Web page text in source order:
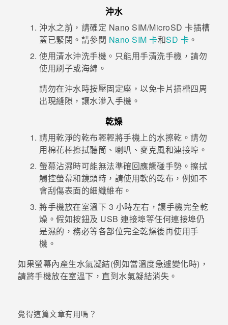
沖水
沖水之前，請確定 Nano SIM/MicroSD 卡插槽
蓋已緊閉。 請參閱 Nano SIM 卡和SD 卡 。
使用清水沖洗手機。只能用手清洗手機，請勿
使用刷子或海綿。
請勿在沖水時按壓固定座，以免卡片插槽四周
出現縫隙，讓水滲入手機。
乾燥
請用乾淨的乾布輕輕將手機上的水擦乾。請勿
用棉花棒擦拭聽筒、喇叭、麥克風和連接埠。
螢幕沾濕時可能無法準確回應觸碰手勢。擦拭
觸控螢幕和鏡頭時，請使用軟的乾布，例如不
會刮傷表面的細纖維布。
將手機放在室溫下 3 小時左右，讓手機完全乾
燥。假如按鈕及 USB 連接埠等任何連接埠仍
是濕的，務必等各部位完全乾燥後再使用手
機。
如果螢幕內產生水氣凝結(例如當溫度急遽變化時)，
請將手機放在室溫下，直到水氣凝結消失。
覺得這篇文章有用嗎？